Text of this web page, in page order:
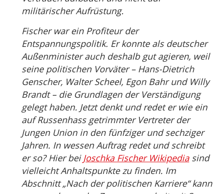
militärischer Aufrüstung.
Fischer war ein Profiteur der
Entspannungspolitik. Er konnte als deutscher
Außenminister auch deshalb gut agieren, weil
seine politischen Vorväter – Hans-Dietrich
Genscher, Walter Scheel, Egon Bahr und Willy
Brandt – die Grundlagen der Verständigung
gelegt haben. Jetzt denkt und redet er wie ein
auf Russenhass getrimmter Vertreter der
Jungen Union in den fünfziger und sechziger
Jahren. In wessen Auftrag redet und schreibt
er so? Hier beiJoschka Fischer Wikipediasind
vielleicht Anhaltspunkte zu finden. Im
Abschnitt „Nach der politischen Karriere“ kann